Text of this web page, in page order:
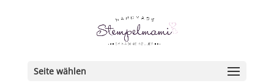
Seite wählen